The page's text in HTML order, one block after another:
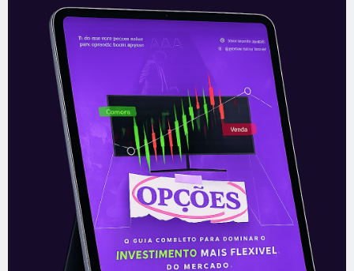
Ambev elevará preço da
cerveja
A gigante de bebidas Ambev (ABEV3),
dona das marcas Brahma, Skol e Corona,
irá reajustar o preço de seus produtos. A
medida entrará em vigor
Leia mais